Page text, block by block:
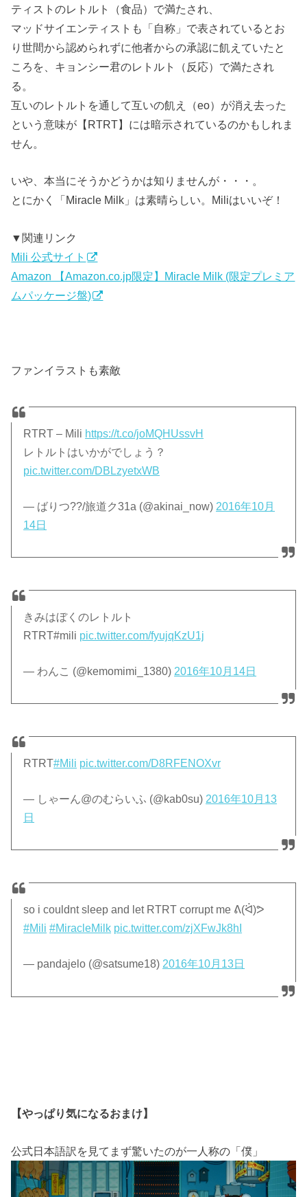
ティストのレトルト（食品）で満たされ、
マッドサイエンティストも「自称」で表されているとお
り世間から認められずに他者からの承認に飢えていたと
ころを、キョンシー君のレトルト（反応）で満たされ
る。
互いのレトルトを通して互いの飢え（eo）が消え去った
という意味が【RTRT】には暗示されているのかもしれま
せん。
いや、本当にそうかどうかは知りませんが・・・。
とにかく「Miracle Milk」は素晴らしい。Miliはいいぞ！
▼関連リンク
Mili 公式サイト
Amazon 【Amazon.co.jp限定】Miracle Milk (限定プレミア
ムパッケージ盤)
ファンイラストも素敵
RTRT – Mili https://t.co/joMQHUssvH
レトルトはいかがでしょう？
pic.twitter.com/DBLzyetxWB
— ばりつ??/旅道ク31a (@akinai_now) 2016年10月
14日
きみはぼくのレトルト
RTRT#mili pic.twitter.com/fyujqKzU1j
— わんこ (@kemomimi_1380) 2016年10月14日
RTRT#Mili pic.twitter.com/D8RFENOXvr
— しゃーん@のむらいふ (@kab0su) 2016年10月13
日
so i couldnt sleep and let RTRT corrupt me ᕕ(ᐛ)ᕗ
#Mili #MiracleMilk pic.twitter.com/zjXFwJk8hI
— pandajelo (@satsume18) 2016年10月13日
【やっぱり気になるおまけ】
公式日本語訳を見てまず驚いたのが一人称の「僕」